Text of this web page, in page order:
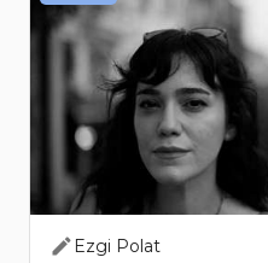
Ezgi Polat